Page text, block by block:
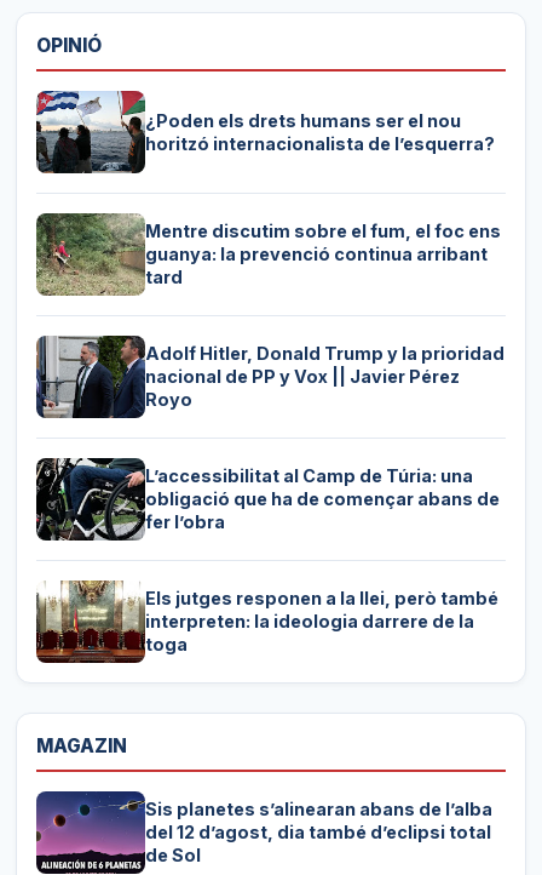
OPINIÓ
¿Poden els drets humans ser el nou
horitzó internacionalista de l’esquerra?
Mentre discutim sobre el fum, el foc ens
guanya: la prevenció continua arribant
tard
Adolf Hitler, Donald Trump y la prioridad
nacional de PP y Vox || Javier Pérez
Royo
L’accessibilitat al Camp de Túria: una
obligació que ha de començar abans de
fer l’obra
Els jutges responen a la llei, però també
interpreten: la ideologia darrere de la
toga
MAGAZIN
Sis planetes s’alinearan abans de l’alba
del 12 d’agost, dia també d’eclipsi total
de Sol